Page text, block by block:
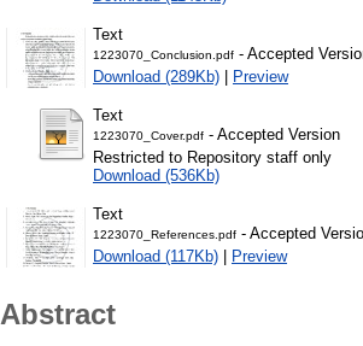
Text
1223070_Conclusion.pdf - Accepted
Download (289Kb) | Preview
Text
1223070_Cover.pdf - Accepted Version
Restricted to Repository staff only
Download (536Kb)
Text
1223070_References.pdf - Accepted
Download (117Kb) | Preview
Abstract